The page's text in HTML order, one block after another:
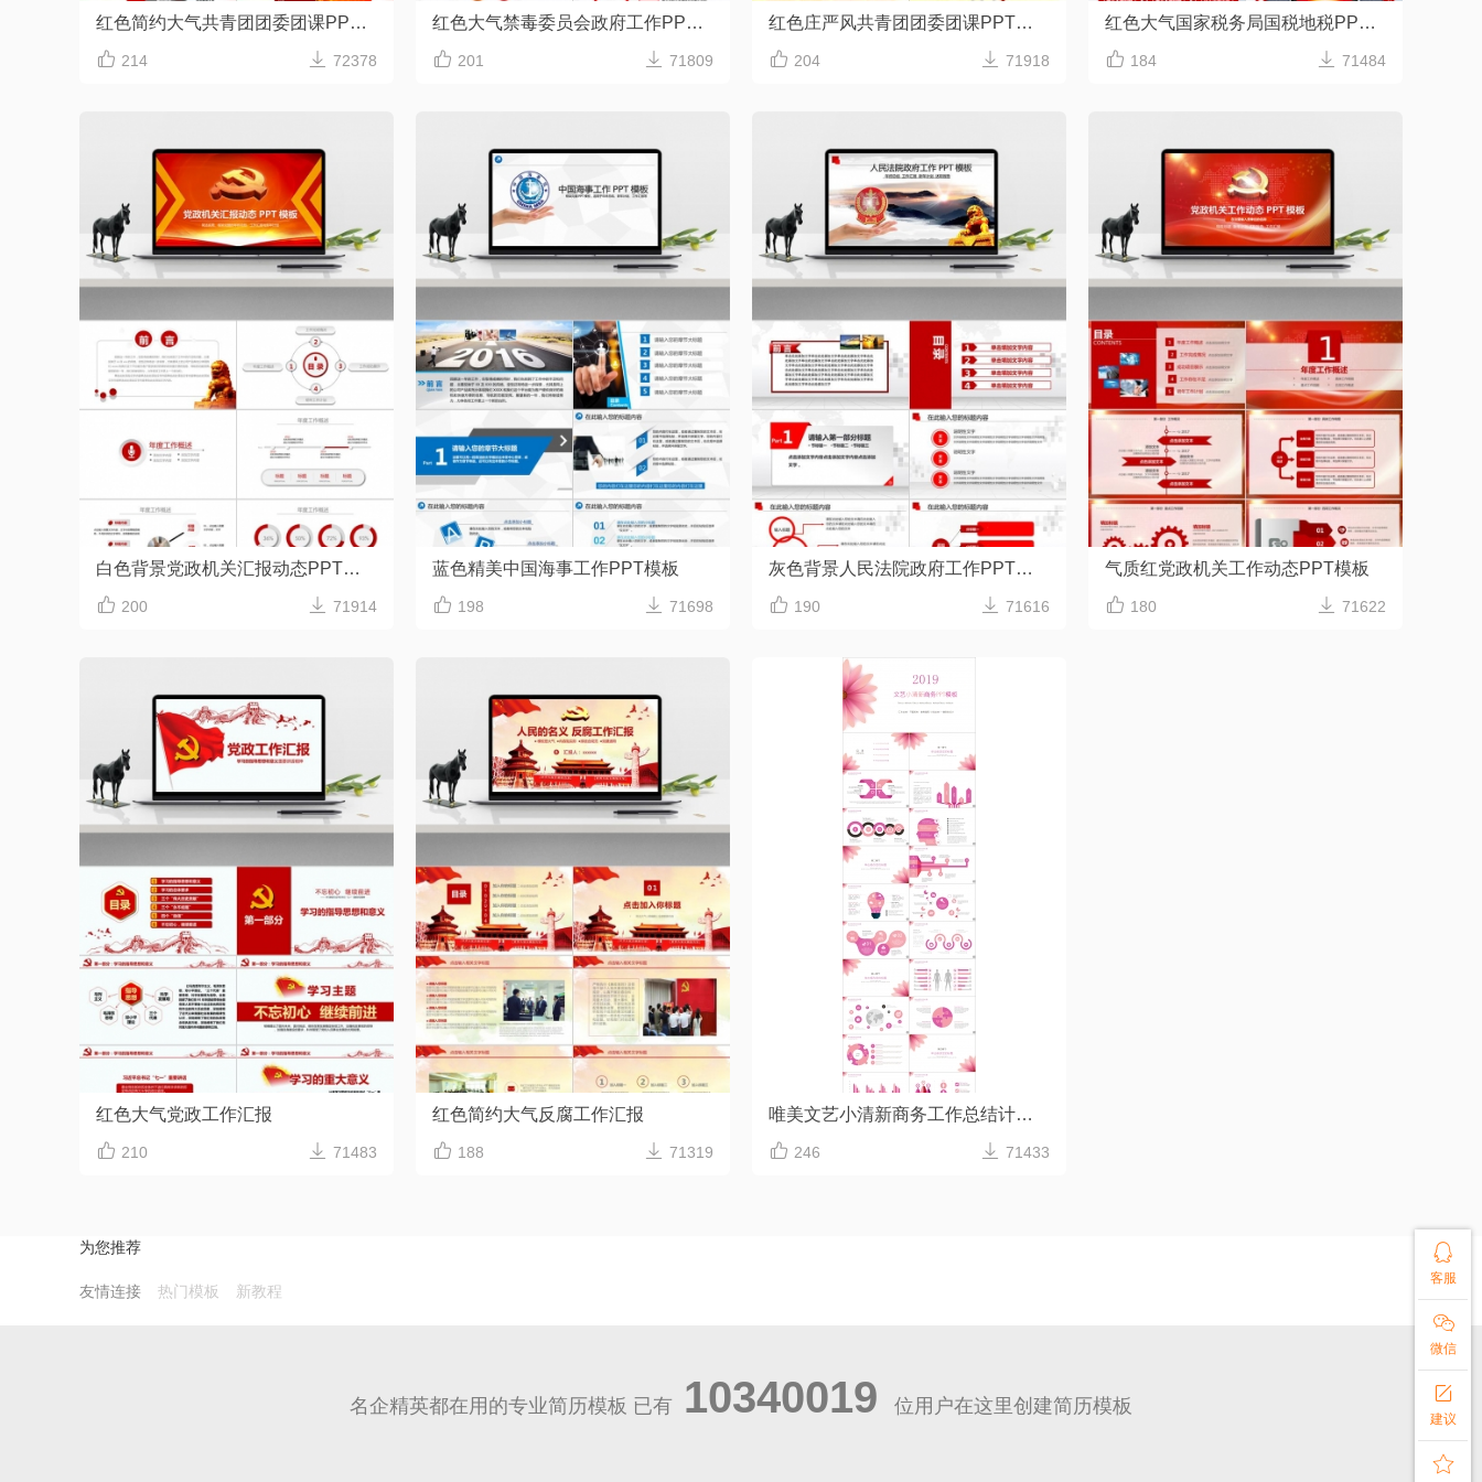
红色简约大气共青团团委团课PPT模板
 214  72378
红色大气禁毒委员会政府工作PPT模板
 201  71809
红色庄严风共青团团委团课PPT模板
 204  71918
红色大气国家税务局国税地税PPT模板
 184  71484
白色背景党政机关汇报动态PPT模板
 200  71914
蓝色精美中国海事工作PPT模板
 198  71698
灰色背景人民法院政府工作PPT模板
 190  71616
气质红党政机关工作动态PPT模板
 180  71622
红色大气党政工作汇报
 210  71483
红色简约大气反腐工作汇报
 188  71319
唯美文艺小清新商务工作总结计划模板
 246  71433
为您推荐
友情连接 热门模板 新教程
名企精英都在用的专业简历模板 已有 10340019 位用户在这里创建简历模板

客服

微信

建议
